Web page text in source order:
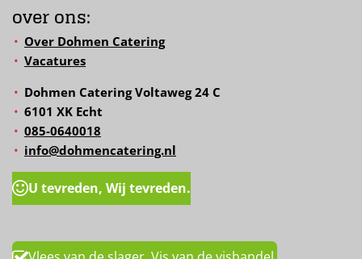
over ons:
Over Dohmen Catering
Vacatures
Dohmen Catering Voltaweg 24 C
6101 XK Echt
085-0640018
info@dohmencatering.nl
U tevreden, Wij tevreden.